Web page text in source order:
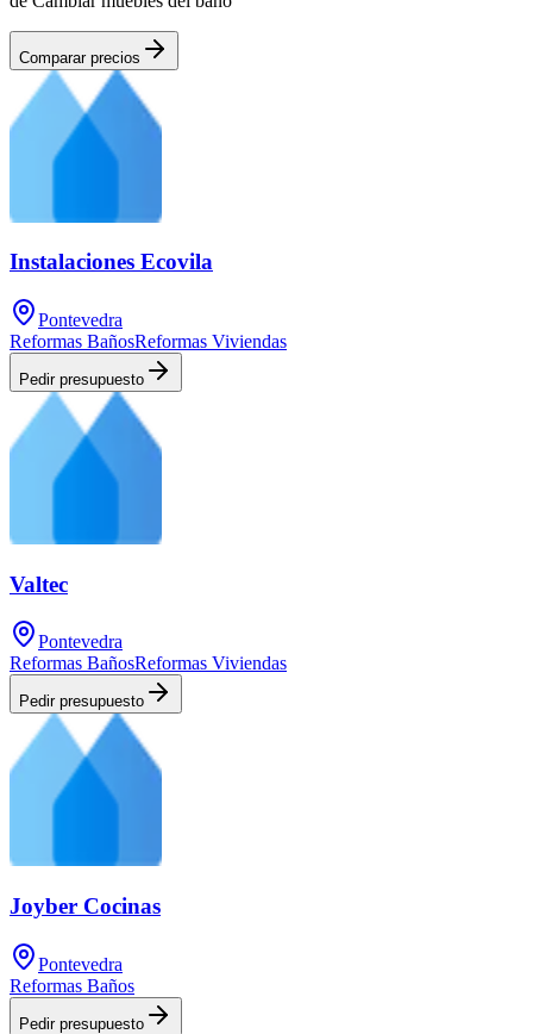
Comparar precios
Instalaciones Ecovila
Pontevedra
Reformas BañosReformas Viviendas
Pedir presupuesto
Valtec
Pontevedra
Reformas BañosReformas Viviendas
Pedir presupuesto
Joyber Cocinas
Pontevedra
Reformas Baños
Pedir presupuesto